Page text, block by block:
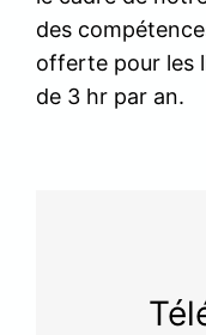
des
offerte pour les
de 3 hr par an.